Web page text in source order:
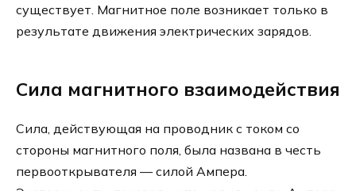
существует. Магнитное поле возникает только в
результате движения электрических зарядов.
Сила магнитного взаимодействия
Сила, действующая на проводник с током со
стороны магнитного поля, была названа в честь
первооткрывателя — силой Ампера.